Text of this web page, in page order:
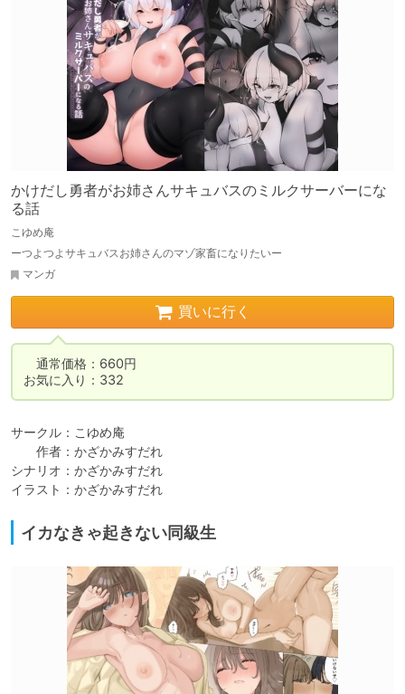
かけだし勇者がお姉さんサキュバスのミルクサーバーにな
る話
こゆめ庵
ーつよつよサキュバスお姉さんのマゾ家畜になりたいー
マンガ
買いに行く
通常価格：660円
お気に入り：332
サークル：こゆめ庵
作者：かざかみすだれ
シナリオ：かざかみすだれ
イラスト：かざかみすだれ
イカなきゃ起きない同級生